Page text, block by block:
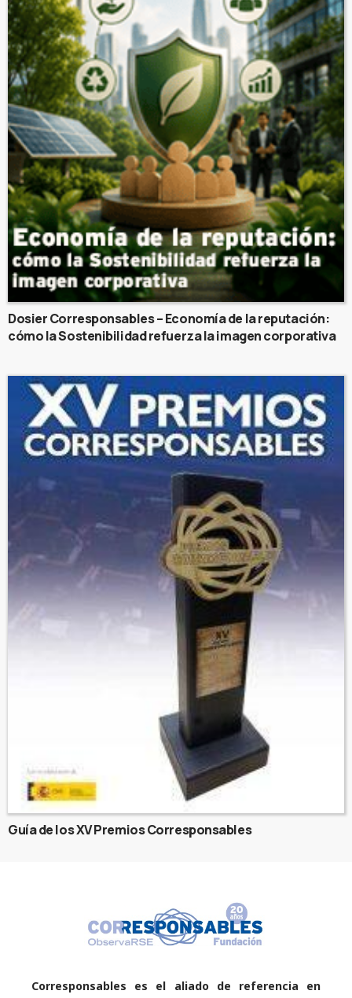
Dosier Corresponsables – Economía de la reputación:
cómo la Sostenibilidad refuerza la imagen corporativa
Guía de los XV Premios Corresponsables
Corresponsables es el aliado de referencia en